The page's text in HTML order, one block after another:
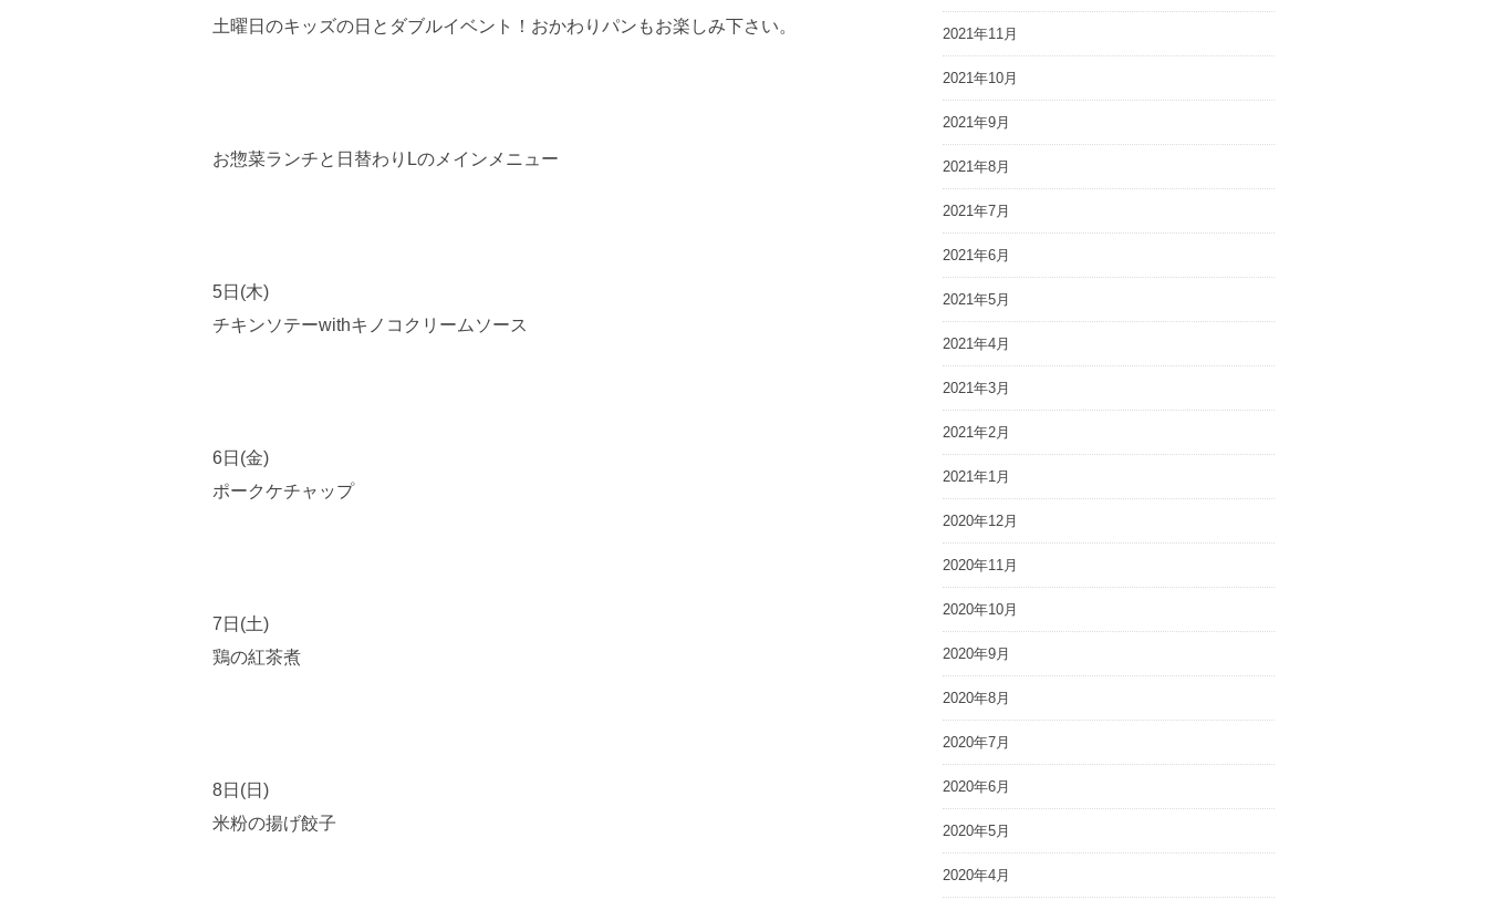
土曜日のキッズの日とダブルイベント！おかわりパンもお楽しみ下さい。
お惣菜ランチと日替わりLのメインメニュー
5日(木)
チキンソテーwithキノコクリームソース
6日(金)
ポークケチャップ
7日(土)
鶏の紅茶煮
8日(日)
米粉の揚げ餃子
2021年11月
2021年10月
2021年9月
2021年8月
2021年7月
2021年6月
2021年5月
2021年4月
2021年3月
2021年2月
2021年1月
2020年12月
2020年11月
2020年10月
2020年9月
2020年8月
2020年7月
2020年6月
2020年5月
2020年4月